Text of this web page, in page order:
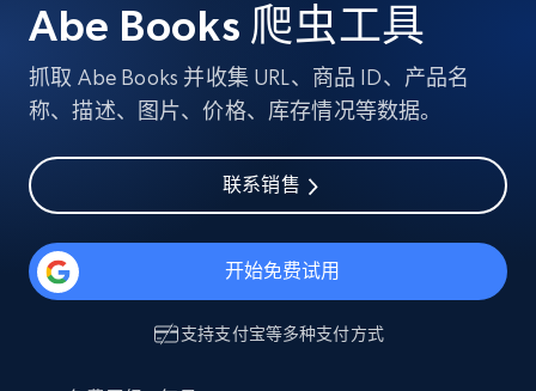
Abe Books 爬虫工具
抓取 Abe Books 并收集 URL、商品 ID、产品名
称、描述、图片、价格、库存情况等数据。
联系销售
开始免费试用
支持支付宝等多种支付方式